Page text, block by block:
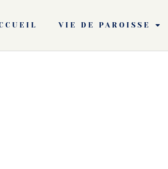
VIE DE PAROISSE